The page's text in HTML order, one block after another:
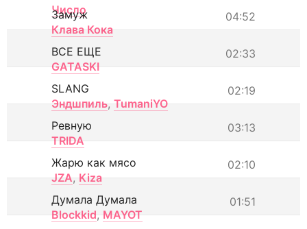
Число
04:52
Замуж
Клава Кока
02:33
ВСЕ ЕЩЕ
GATASKI
02:19
SLANG
Эндшпиль, TumaniYO
03:13
Ревную
TRIDA
02:10
Жарю как мясо
JZA, Kiza
01:51
Думала Думала
Blockkid, MAYOT